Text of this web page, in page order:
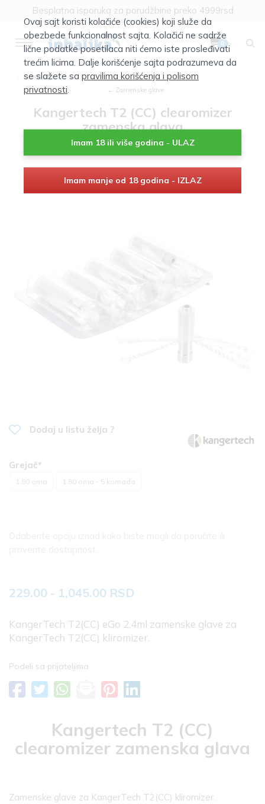
Besplatna isporuka za porudžbine preko 4999rsd
0
Atomizeri
← Zamenske glave
Kangertech T2 (CC) clearomizer
zamenska glava
Dodaj u listu želja ?
Grejač*
1.80 oma 1.80 oma - 5 komada
229.00 - 1,045.00 RSD
KangerTech T2(CC) eGo 2.4ml zamenske glave za
KangerTech T2(CC) kliromizer.
Podeli sa prijateljima
Kangertech T2 (CC)
clearomizer zamenska glava
Zamenske glave za KangerTech T2(CC) kliromizer.
Ovaj sajt koristi kolačiće (cookies) koji služe da
obezbede funkcionalnost sajta. Kolačići ne sadrže
lične podatke posetilaca niti ćemo iste prosleđivati
trećim licima. Dalje korišćenje sajta podrazumeva da
se slažete sa pravilima korišćenja i polisom
privatnosti.
Imam 18 ili više godina - ULAZ
Imam manje od 18 godina - IZLAZ